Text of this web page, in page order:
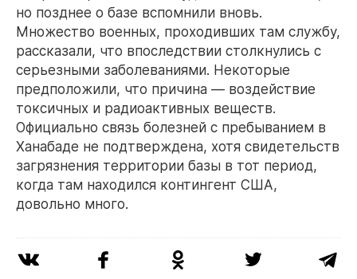
но позднее о базе вспомнили вновь.
Множество военных, проходивших там службу,
рассказали, что впоследствии столкнулись с
серьезными заболеваниями. Некоторые
предположили, что причина — воздействие
токсичных и радиоактивных веществ.
Официально связь болезней с пребыванием в
Ханабаде не подтверждена, хотя свидетельств
загрязнения территории базы в тот период,
когда там находился контингент США,
довольно много.